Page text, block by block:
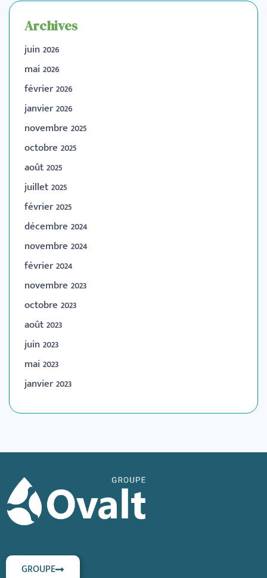
Archives
juin 2026
mai 2026
février 2026
janvier 2026
novembre 2025
octobre 2025
août 2025
juillet 2025
février 2025
décembre 2024
novembre 2024
février 2024
novembre 2023
octobre 2023
août 2023
juin 2023
mai 2023
janvier 2023
GROUPE